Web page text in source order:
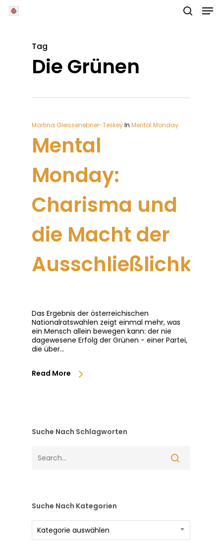
Skip
Tag
Die Grünen
Martina Gleissenebner-TeskeyIn Mental Monday
Mental
Monday:
Charisma und
die Macht der
Ausschließlichkeit
Das Ergebnis der österreichischen
Nationalratswahlen zeigt einmal mehr, was
ein Mensch allein bewegen kann: der nie
dagewesene Erfolg der Grünen - einer Partei,
die über…
Read More
Suche Nach Schlagworten
Suche Nach Kategorien
Suche
nach
Kategorie auswählen